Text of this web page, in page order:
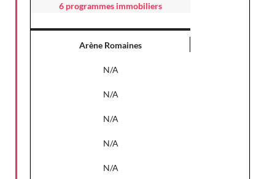
6 programmes immobiliers
Arène Romaines
N/A
N/A
N/A
N/A
N/A